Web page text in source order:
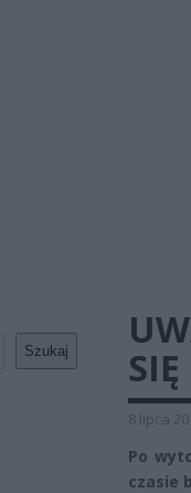
Szukaj
8 lipca
Po
czasie